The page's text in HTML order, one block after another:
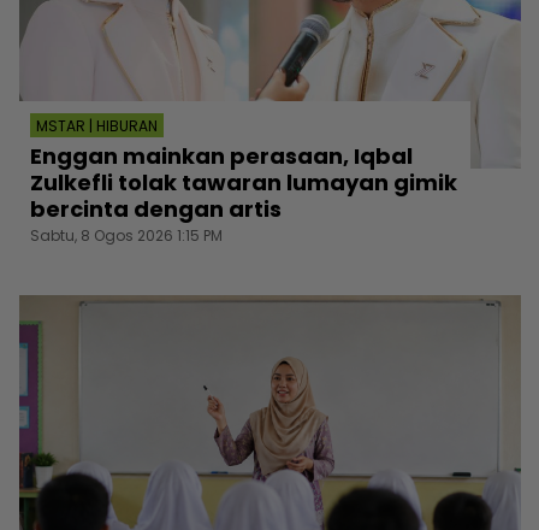
MSTAR | HIBURAN
Enggan mainkan perasaan, Iqbal
Zulkefli tolak tawaran lumayan gimik
bercinta dengan artis
Sabtu, 8 Ogos 2026 1:15 PM